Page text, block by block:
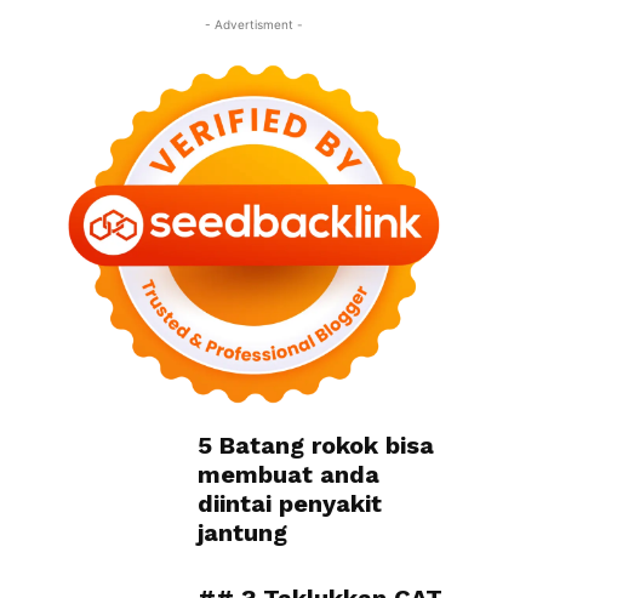
- Advertisment -
5 Batang rokok bisa
membuat anda
diintai penyakit
jantung